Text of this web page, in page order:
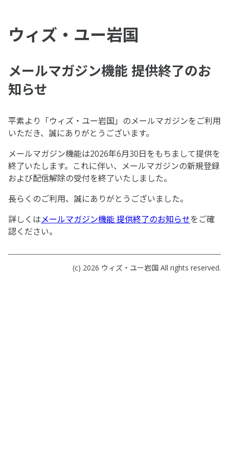
ウィズ・ユー岩国
メールマガジン機能 提供終了のお
知らせ
平素より「ウィズ・ユー岩国」のメールマガジンをご利用
いただき、誠にありがとうございます。
メールマガジン機能は2026年6月30日をもちまして提供を
終了いたします。これに伴い、メールマガジンの新規登録
および配信解除の受付を終了いたしました。
長らくのご利用、誠にありがとうございました。
詳しくはメールマガジン機能 提供終了のお知らせをご確
認ください。
(c) 2026 ウィズ・ユー岩国 All rights reserved.